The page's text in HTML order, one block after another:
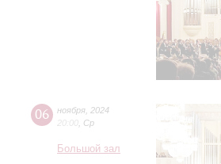
06 ноября 2024
Ср
Большой зал